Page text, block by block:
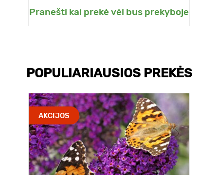
Pranešti kai prekė vėl bus prekyboje
POPULIARIAUSIOS PREKĖS
AKCIJOS